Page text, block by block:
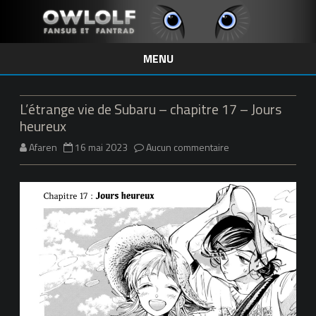
MENU
Skip
to
content
L’étrange vie de Subaru – chapitre 17 – Jours
heureux
Afaren 16 mai 2023 Aucun commentaire
vie
de
Subaru
–
chapitre